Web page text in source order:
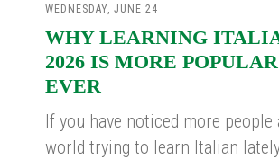
WEDNESDAY, JUNE 24
WHY LEARNING
2026 IS MORE
EVER
If you have noticed more people
world trying to learn Italian